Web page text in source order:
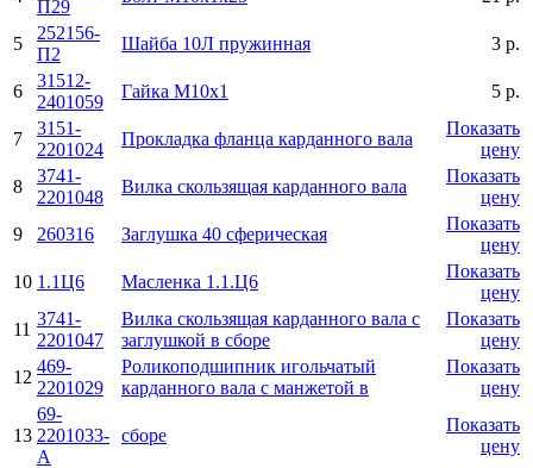
П29
5
252156-
П2
Шайба 10Л пружинная 3 р.
6
31512-
2401059
Гайка М10х1 5 р.
7
3151-
2201024
Прокладка фланца карданного вала
Показать
цену
8
3741-
2201048
Вилка скользящая карданного вала
Показать
цену
9
260316 Заглушка 40 сферическая
Показать
цену
10 1.1Ц6 Масленка 1.1.Ц6
Показать
цену
11
3741-
2201047
Вилка скользящая карданного вала с
заглушкой в сборе
Показать
цену
12
469-
2201029
Роликоподшипник игольчатый
карданного вала с манжетой в
Показать
цену
13
69-
2201033-
А
сборе
Показать
цену